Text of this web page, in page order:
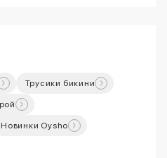
Трусики бикини
Новинки Oysho